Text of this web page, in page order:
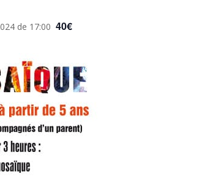
de 17:00 40€